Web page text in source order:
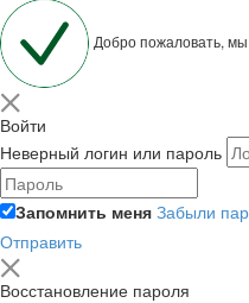
Добро пожаловать,
Войти
Неверный логин или пароль
Запомнить меня Забыли
Отправить
Восстановление пароля